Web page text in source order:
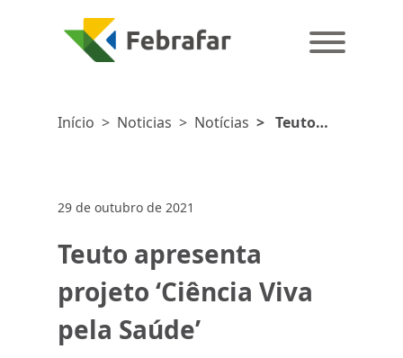
Início > Noticias > Notícias > Teuto
29 de outubro de 2021
Teuto apresenta
projeto ‘Ciência Viva
pela Saúde’